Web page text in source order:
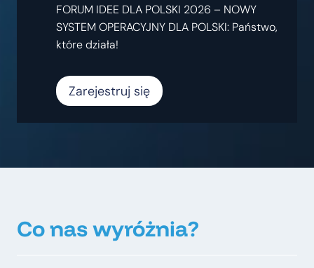
FORUM IDEE DLA POLSKI 2026 – NOWY
SYSTEM OPERACYJNY DLA POLSKI: Państwo,
które działa!
Zarejestruj się
Co nas wyróżnia?